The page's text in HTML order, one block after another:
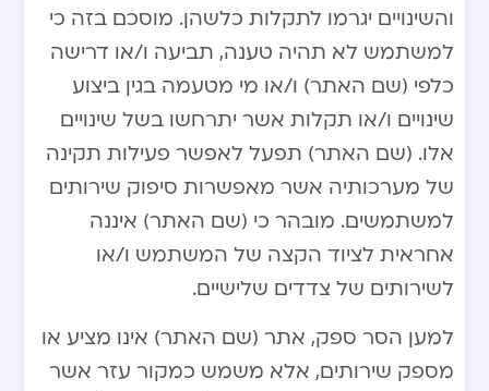
והשינויים יגרמו לתקלות כלשהן. מוסכם בזה כי
למשתמש לא תהיה טענה, תביעה ו/או דרישה
כלפי (שם האתר) ו/או מי מטעמה בגין ביצוע
שינויים ו/או תקלות אשר יתרחשו בשל שינויים
אלו. (שם האתר) תפעל לאפשר פעילות תקינה
של מערכותיה אשר מאפשרות סיפוק שירותים
למשתמשים. מובהר כי (שם האתר) איננה
אחראית לציוד הקצה של המשתמש ו/או
לשירותים של צדדים שלישיים.
למען הסר ספק, אתר (שם האתר) אינו מציע או
מספק שירותים, אלא משמש כמקור עזר אשר